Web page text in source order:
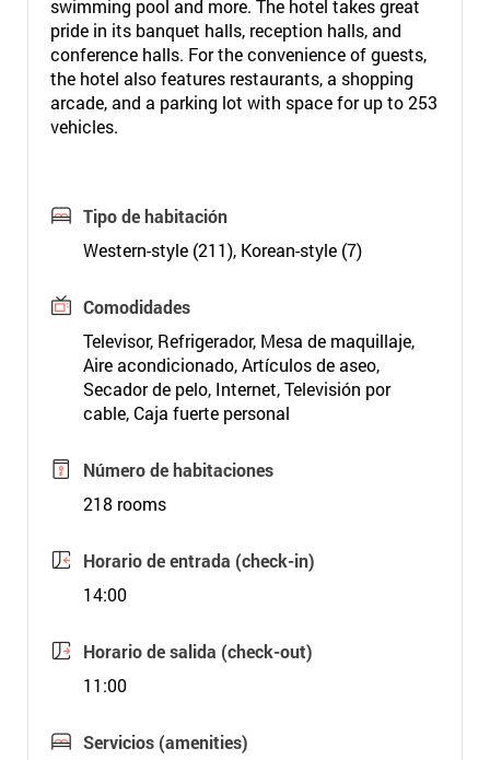
swimming pool and more. The hotel takes great
pride in its banquet halls, reception halls, and
conference halls. For the convenience of guests,
the hotel also features restaurants, a shopping
arcade, and a parking lot with space for up to 253
vehicles.
Tipo de habitación
Western-style (211), Korean-style (7)
Comodidades
Televisor, Refrigerador, Mesa de maquillaje,
Aire acondicionado, Artículos de aseo,
Secador de pelo, Internet, Televisión por
cable, Caja fuerte personal
Número de habitaciones
218 rooms
Horario de entrada (check-in)
14:00
Horario de salida (check-out)
11:00
Servicios (amenities)